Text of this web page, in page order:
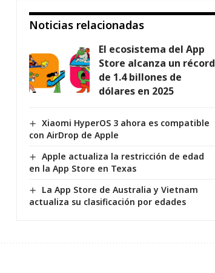
Noticias relacionadas
El ecosistema del App
Store alcanza un récord
de 1.4 billones de
dólares en 2025
Xiaomi HyperOS 3 ahora es compatible
con AirDrop de Apple
Apple actualiza la restricción de edad
en la App Store en Texas
La App Store de Australia y Vietnam
actualiza su clasificación por edades